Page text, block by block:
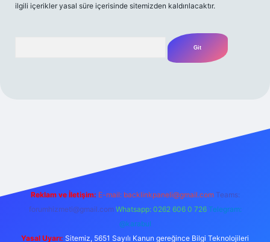
ilgili içerikler yasal süre içerisinde sitemizden kaldırılacaktır.
Reklam ve İletişim: E-mail: backlinkpaneli@gmail.com Teams:
forumhizmeti@gmail.com Whatsapp: 0262 606 0 726 Telegram:
@karabul
Yasal Uyarı: Sitemiz, 5651 Sayılı Kanun gereğince Bilgi Teknolojileri